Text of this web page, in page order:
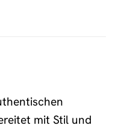
mit Stil und